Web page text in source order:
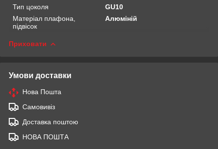
Тип цоколя
GU10
Матеріал плафона,
підвісок
Алюміній
Приховати
Умови доставки
Нова Пошта
Самовивіз
Доставка поштою
НОВА ПОШТА